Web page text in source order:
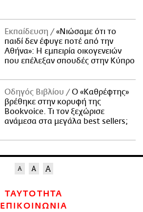
Εκπαίδευση
«Νιώσαμε ότι το
παιδί δεν έφυγε ποτέ από την
Αθήνα»: Η εμπειρία οικογενειών
που επέλεξαν σπουδές στην Κύπρο
Οδηγός Βιβλίου
Ο «Καθρέφτης»
βρέθηκε στην κορυφή της
Bookvoice. Τι τον ξεχώρισε
ανάμεσα στα μεγάλα best sellers;
ΤΑΥΤΟΤΗΤΑ
ΕΠΙΚΟΙΝΩΝΙΑ